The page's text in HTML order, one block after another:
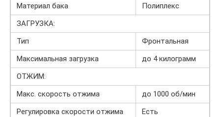
Материал бака
Полиплекс
ЗАГРУЗКА:
Тип
Фронтальная
Максимальная загрузка
до 4 килограмм
ОТЖИМ:
Макс. скорость отжима
до 1000 об/мин
Регулировка скорости отжима
Есть